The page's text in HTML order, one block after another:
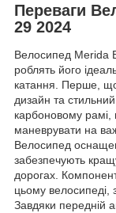
Переваги
29 2024
Велосипед Merida
роблять його
катання. Перше,
дизайн та
карбоновому рамі,
маневрувати на
Велосипед
забезпечують
дорогах.
цьому велосипеді,
Завдяки передній